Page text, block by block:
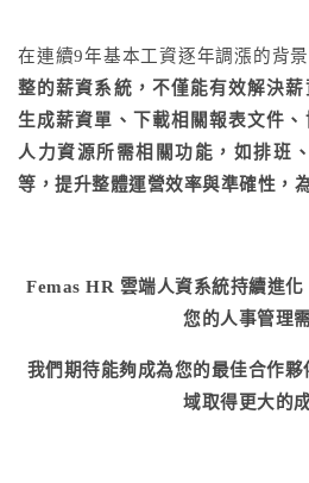
在連續9年基本工資逐年調漲的背景
整的薪資系統，不僅能有效解決
生成薪資單、下載相關報表文件
人力資源所需相關功能，如排班
等，提升整體運營效率與準確性，
Femas HR 雲端人資系統持續進
您的人事管理
我們期待能夠成為您的最佳合作
域取得更大的